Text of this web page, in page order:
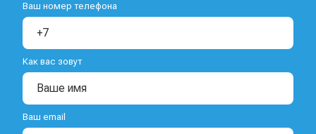
Ваш номер телефона
Как вас зовут
Ваш email